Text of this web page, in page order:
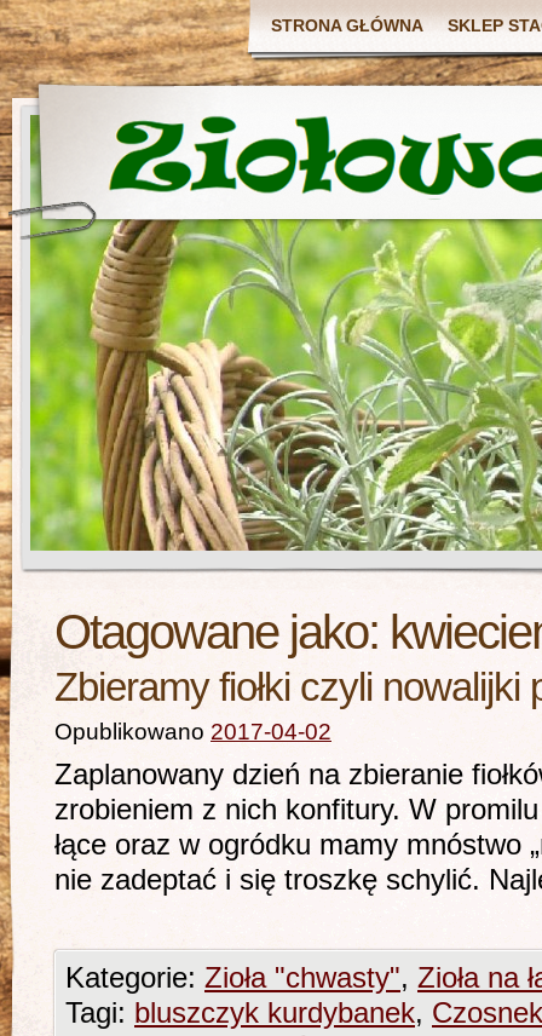
STRONA GŁÓWNA SKLEP
Otagowane jako:
Zbieramy fiołki czyli nowalijki
Opublikowano 2017-04-02
Zaplanowany dzień na zbieranie
zrobieniem z nich konfitury. W
łące oraz w ogródku mamy mnóstwo
nie zadeptać i się troszkę
Kategorie: Zioła "chwasty", Zioła na
Tagi: bluszczyk kurdybanek,